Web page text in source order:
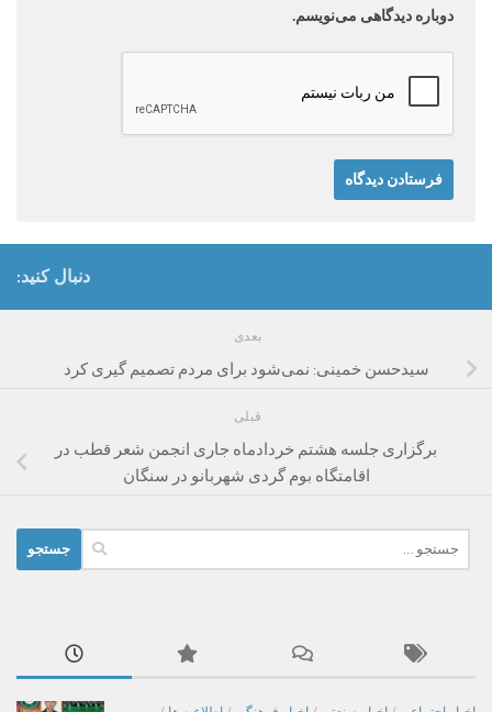
دوباره دیدگاهی می‌نویسم.
دنبال کنید:
بعدی
سیدحسن خمینی: نمی‌شود برای مردم تصمیم گیری کرد
قبلی
برگزاری جلسه هشتم خردادماه جاری انجمن شعر قطب در
اقامتگاه بوم گردی شهربانو در سنگان
برای: